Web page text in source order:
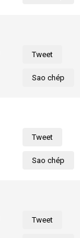
Tweet
Sao chép
Tweet
Sao chép
Tweet